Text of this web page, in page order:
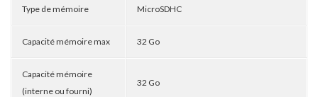
Type de mémoire MicroSDHC
Capacité mémoire max 32 Go
Capacité mémoire
(interne ou fourni)
32 Go